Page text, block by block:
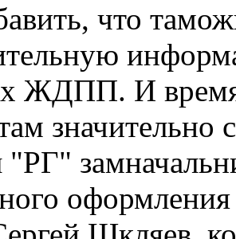
что
ЖДПП. И
значительно